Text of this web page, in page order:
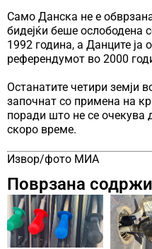
Само Данска не е
бидејќи беше ослободена
1992 година, а Данците ја
референдумот во 2000
Останатите четири земји
започнат со примена на
поради што не се очекува
скоро време.
Извор/фото МИА
Поврзана